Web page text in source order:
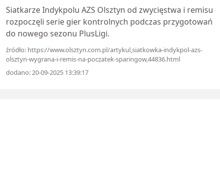
Siatkarze Indykpolu AZS Olsztyn od zwycięstwa i remisu
rozpoczęli serie gier kontrolnych podczas przygotowań
do nowego sezonu PlusLigi.
źródło: https://www.olsztyn.com.pl/artykul,siatkowka-indykpol-azs-
olsztyn-wygrana-i-remis-na-poczatek-sparingow,44836.html
dodano: 20-09-2025 13:39:17